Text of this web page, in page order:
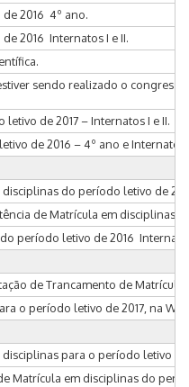
2016 ­ 4º ano.
2016 ­ Internatos I e II.
sendo realizado o
de 2017 – Internatos I e II.
de 2016 – 4º ano e Internatos
do período letivo de
de Matrícula em disciplinas
período letivo de 2016 ­ Internato
de Trancamento de Matrícula
o período letivo de 2017, na
para o período letivo de
Matrícula em disciplinas do